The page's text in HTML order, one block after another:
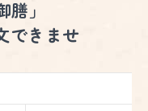
」
できませ